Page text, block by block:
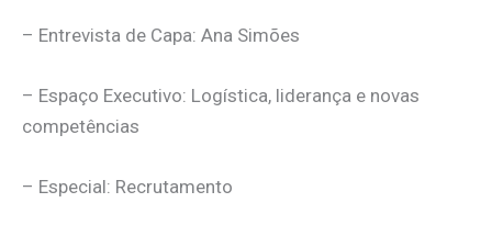
– Entrevista de Capa: Ana Simões
– Espaço Executivo: Logística, liderança e novas
competências
– Especial: Recrutamento